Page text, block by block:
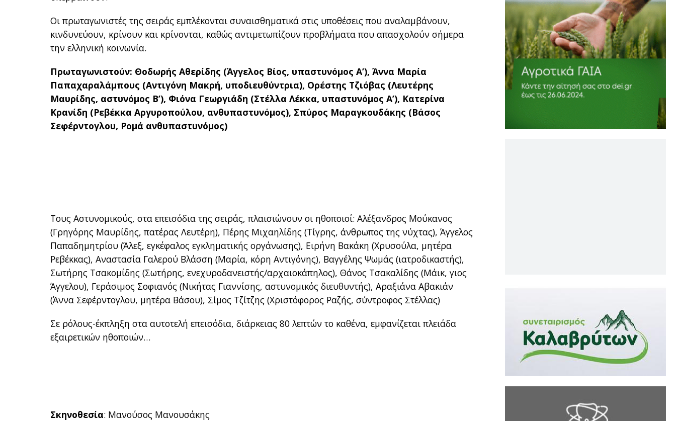
Οι πρωταγωνιστές της σειράς εμπλέκονται συναισθηματικά στις υποθέσεις που αναλαμβάνουν,
κινδυνεύουν, κρίνουν και κρίνονται, καθώς αντιμετωπίζουν προβλήματα που απασχολούν σήμερα
την ελληνική κοινωνία.
Πρωταγωνιστούν: Θοδωρής Αθερίδης (Άγγελος Βίος, υπαστυνόμος Α’), Άννα Μαρία
Παπαχαραλάμπους (Αντιγόνη Μακρή, υποδιευθύντρια), Ορέστης Τζιόβας (Λευτέρης
Μαυρίδης, αστυνόμος Β’), Φιόνα Γεωργιάδη (Στέλλα Λέκκα, υπαστυνόμος Α’), Κατερίνα
Κρανίδη (Ρεβέκκα Αργυροπούλου, ανθυπαστυνόμος), Σπύρος Μαραγκουδάκης (Βάσος
Σεφέρντογλου, Ρομά ανθυπαστυνόμος)
Τους Αστυνομικούς, στα επεισόδια της σειράς, πλαισιώνουν οι ηθοποιοί: Αλέξανδρος Μούκανος
(Γρηγόρης Μαυρίδης, πατέρας Λευτέρη), Πέρης Μιχαηλίδης (Τίγρης, άνθρωπος της νύχτας), Άγγελος
Παπαδημητρίου (Άλεξ, εγκέφαλος εγκληματικής οργάνωσης), Ειρήνη Βακάκη (Χρυσούλα, μητέρα
Ρεβέκκας), Αναστασία Γαλερού Βλάσση (Μαρία, κόρη Αντιγόνης), Βαγγέλης Ψωμάς (ιατροδικαστής),
Σωτήρης Τσακομίδης (Σωτήρης, ενεχυροδανειστής/αρχαιοκάπηλος), Θάνος Τσακαλίδης (Μάικ, γιος
Άγγελου), Γεράσιμος Σοφιανός (Νικήτας Γιαννίσης, αστυνομικός διευθυντής), Αραξιάνα Αβακιάν
(Άννα Σεφέρντογλου, μητέρα Βάσου), Σίμος Τζίτζης (Χριστόφορος Ραζής, σύντροφος Στέλλας)
Σε ρόλους-έκπληξη στα αυτοτελή επεισόδια, διάρκειας 80 λεπτών το καθένα, εμφανίζεται πλειάδα
εξαιρετικών ηθοποιών…
Σκηνοθεσία: Μανούσος Μανουσάκης